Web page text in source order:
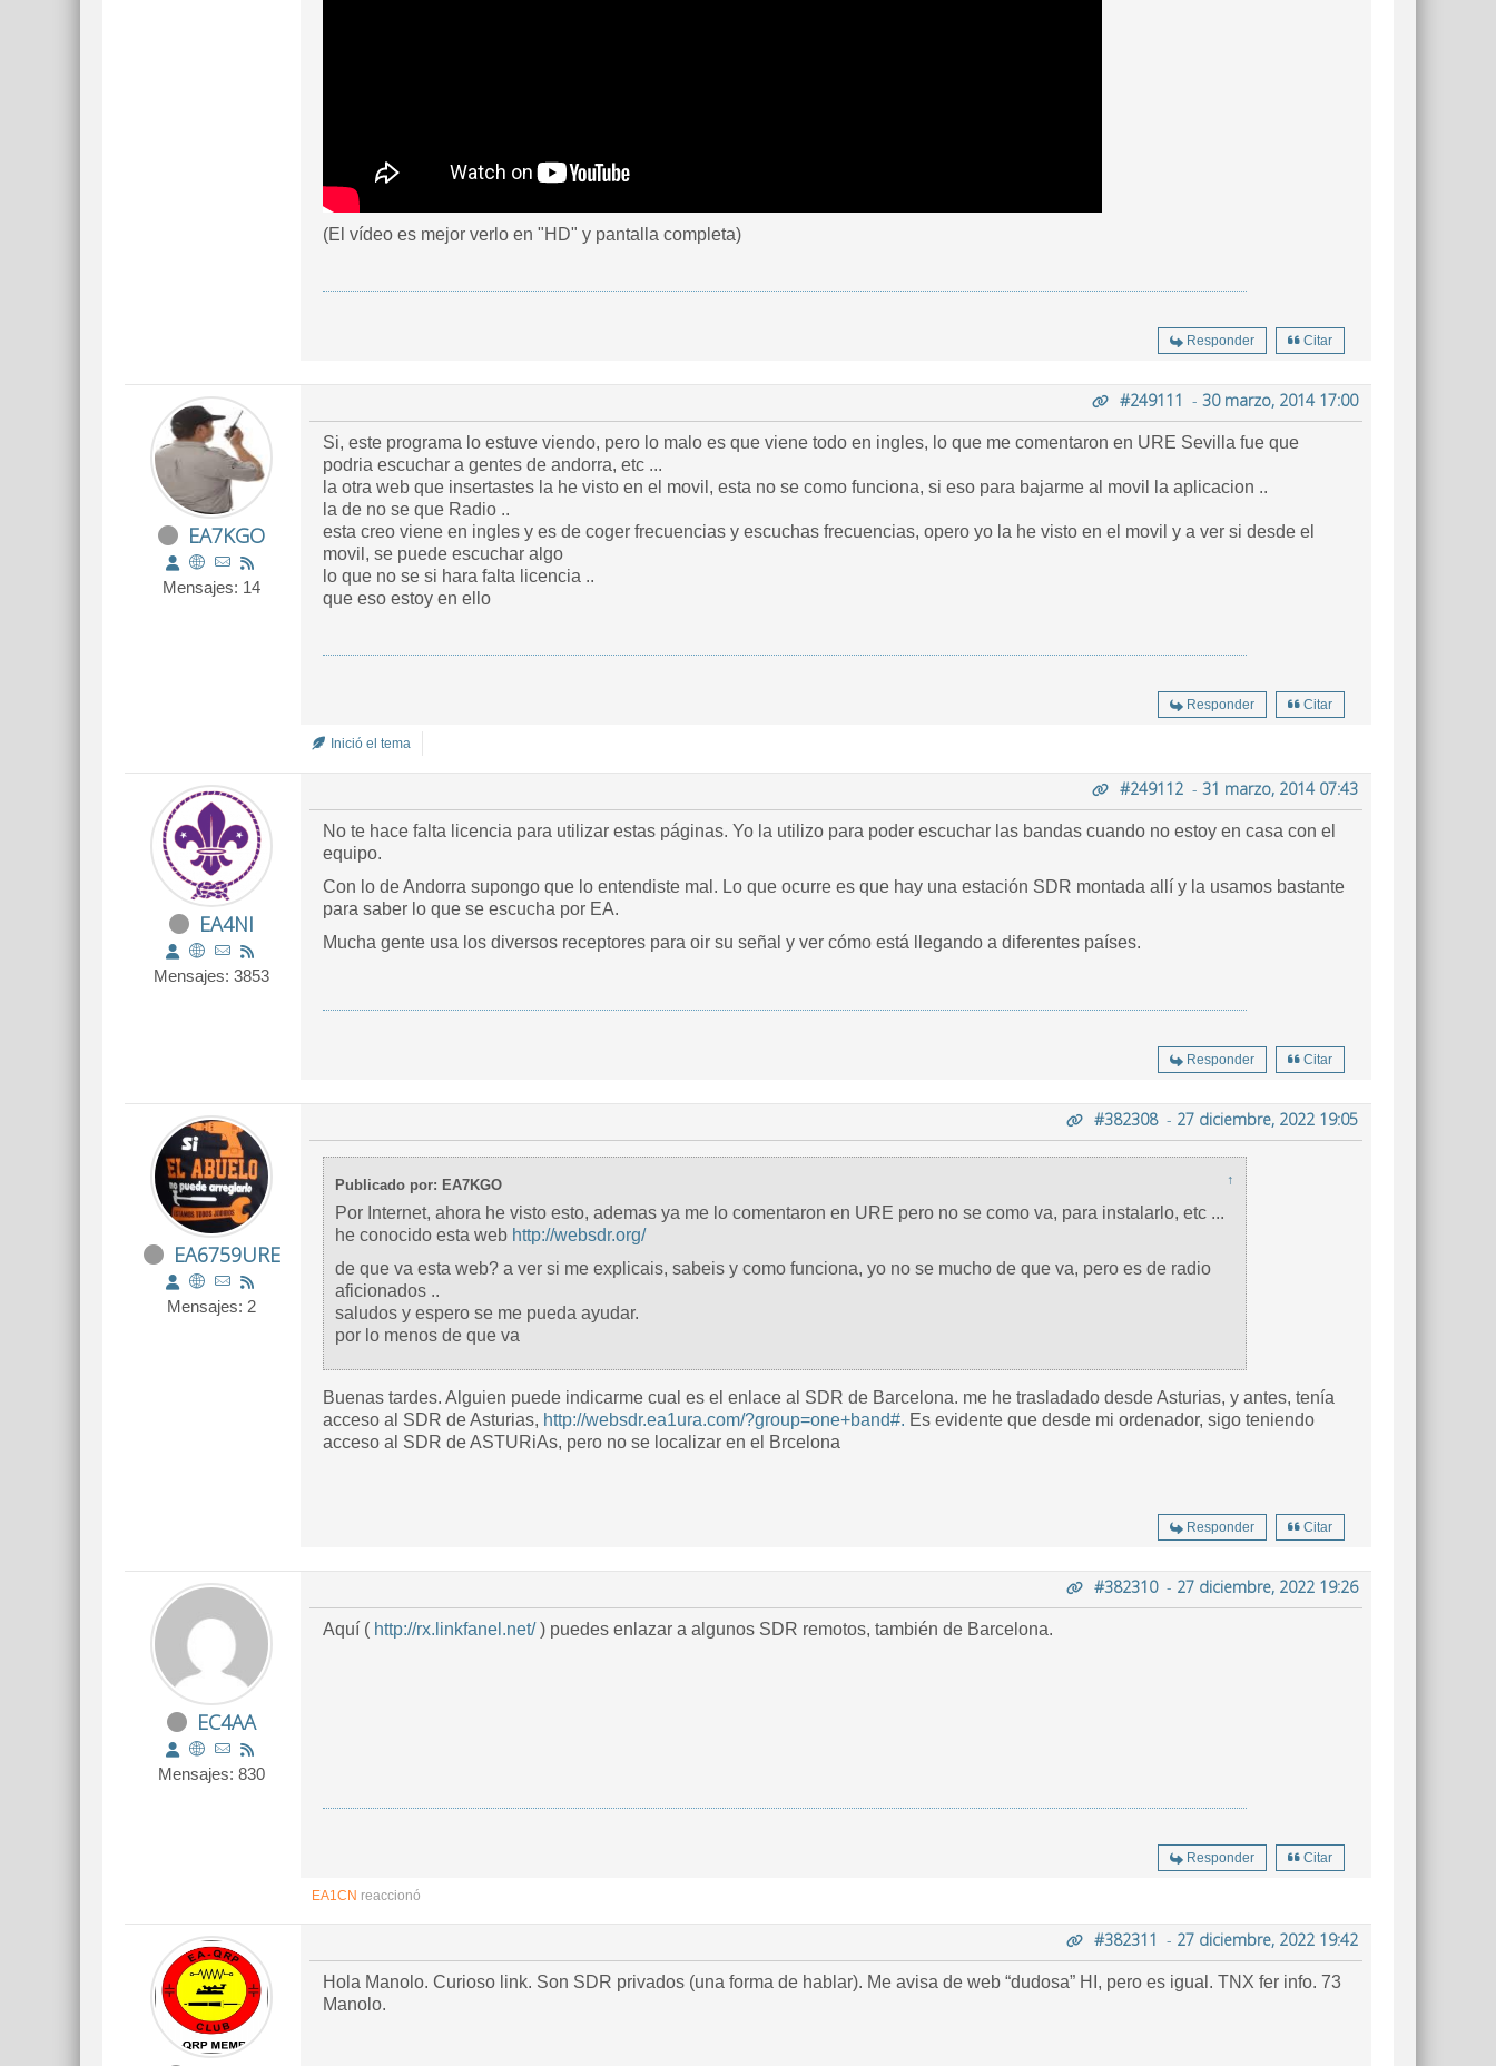
(El vídeo es mejor verlo en "HD" y pantalla completa)
Responder Citar
EA7KGO
Mensajes: 14
#249111 - 30 marzo, 2014 17:00
Si, este programa lo estuve viendo, pero lo malo es que viene todo en ingles, lo que me comentaron en URE Sevilla fue que
podria escuchar a gentes de andorra, etc ...
la otra web que insertastes la he visto en el movil, esta no se como funciona, si eso para bajarme al movil la aplicacion ..
la de no se que Radio ..
esta creo viene en ingles y es de coger frecuencias y escuchas frecuencias, opero yo la he visto en el movil y a ver si desde el
movil, se puede escuchar algo
lo que no se si hara falta licencia ..
que eso estoy en ello
Responder Citar
Inició el tema
EA4NI
Mensajes: 3853
#249112 - 31 marzo, 2014 07:43
No te hace falta licencia para utilizar estas páginas. Yo la utilizo para poder escuchar las bandas cuando no estoy en casa con el
equipo.
Con lo de Andorra supongo que lo entendiste mal. Lo que ocurre es que hay una estación SDR montada allí y la usamos bastante
para saber lo que se escucha por EA.
Mucha gente usa los diversos receptores para oir su señal y ver cómo está llegando a diferentes países.
Responder Citar
EA6759URE
Mensajes: 2
#382308- 27 diciembre, 2022 19:05
Publicado por: EA7KGO ↑
Por Internet, ahora he visto esto, ademas ya me lo comentaron en URE pero no se como va, para instalarlo, etc ...
he conocido esta web http://websdr.org/
de que va esta web? a ver si me explicais, sabeis y como funciona, yo no se mucho de que va, pero es de radio
aficionados ..
saludos y espero se me pueda ayudar.
por lo menos de que va
Buenas tardes. Alguien puede indicarme cual es el enlace al SDR de Barcelona. me he trasladado desde Asturias, y antes, tenía
acceso al SDR de Asturias, http://websdr.ea1ura.com/?group=one+band#. Es evidente que desde mi ordenador, sigo teniendo
acceso al SDR de ASTURiAs, pero no se localizar en el Brcelona
Responder Citar
EC4AA
Mensajes: 830
#382310- 27 diciembre, 2022 19:26
Aquí ( http://rx.linkfanel.net/) puedes enlazar a algunos SDR remotos, también de Barcelona.
Responder Citar
EA1CN reaccionó
#382311 - 27 diciembre, 2022 19:42
Hola Manolo. Curioso link. Son SDR privados (una forma de hablar). Me avisa de web “dudosa” HI, pero es igual. TNX fer info. 73
Manolo.